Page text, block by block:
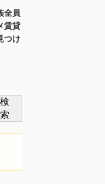
全員
賃貸
つけ
検
索